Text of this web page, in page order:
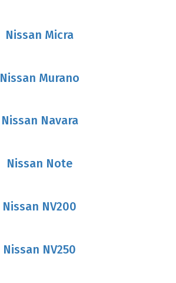
Nissan Micra
Nissan Murano
Nissan Navara
Nissan Note
Nissan NV200
Nissan NV250